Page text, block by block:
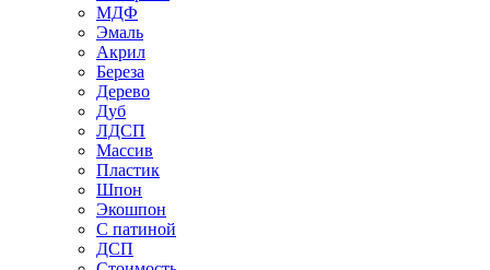
МДФ
Эмаль
Акрил
Береза
Дерево
Дуб
ЛДСП
Массив
Пластик
Шпон
Экошпон
С патиной
ДСП